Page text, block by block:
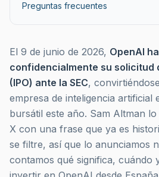
Preguntas frecuentes
El 9 de junio de 2026, OpenAI
confidencialmente su solicitud
(IPO) ante la SEC,
empresa de inteligencia artificial
bursátil este año. Sam Altman
X con una frase que ya es
se filtre, así que lo anunciamos
contamos qué significa, cuándo